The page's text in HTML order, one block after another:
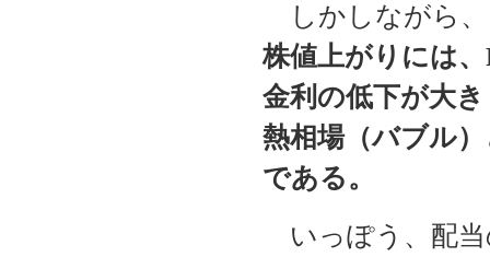
しかしながら、
株値上がりには
金利の低下が大
熱相場（バブル
である。
いっぽう、配当